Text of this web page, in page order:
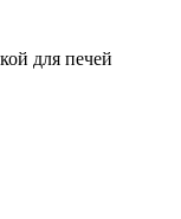
для печей